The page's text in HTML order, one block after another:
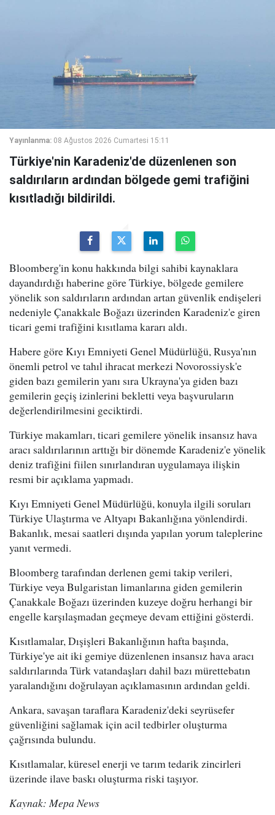
Yayınlanma: 08 Ağustos 2026 Cumartesi 15:11
Türkiye'nin Karadeniz'de düzenlenen son
saldırıların ardından bölgede gemi trafiğini
kısıtladığı bildirildi.
Bloomberg'in konu hakkında bilgi sahibi kaynaklara
dayandırdığı haberine göre Türkiye, bölgede gemilere
yönelik son saldırıların ardından artan güvenlik endişeleri
nedeniyle Çanakkale Boğazı üzerinden Karadeniz'e giren
ticari gemi trafiğini kısıtlama kararı aldı.
Habere göre Kıyı Emniyeti Genel Müdürlüğü, Rusya'nın
önemli petrol ve tahıl ihracat merkezi Novorossiysk'e
giden bazı gemilerin yanı sıra Ukrayna'ya giden bazı
gemilerin geçiş izinlerini bekletti veya başvuruların
değerlendirilmesini geciktirdi.
Türkiye makamları, ticari gemilere yönelik insansız hava
aracı saldırılarının arttığı bir dönemde Karadeniz'e yönelik
deniz trafiğini fiilen sınırlandıran uygulamaya ilişkin
resmi bir açıklama yapmadı.
Kıyı Emniyeti Genel Müdürlüğü, konuyla ilgili soruları
Türkiye Ulaştırma ve Altyapı Bakanlığına yönlendirdi.
Bakanlık, mesai saatleri dışında yapılan yorum taleplerine
yanıt vermedi.
Bloomberg tarafından derlenen gemi takip verileri,
Türkiye veya Bulgaristan limanlarına giden gemilerin
Çanakkale Boğazı üzerinden kuzeye doğru herhangi bir
engelle karşılaşmadan geçmeye devam ettiğini gösterdi.
Kısıtlamalar, Dışişleri Bakanlığının hafta başında,
Türkiye'ye ait iki gemiye düzenlenen insansız hava aracı
saldırılarında Türk vatandaşları dahil bazı mürettebatın
yaralandığını doğrulayan açıklamasının ardından geldi.
Ankara, savaşan taraflara Karadeniz'deki seyrüsefer
güvenliğini sağlamak için acil tedbirler oluşturma
çağrısında bulundu.
Kısıtlamalar, küresel enerji ve tarım tedarik zincirleri
üzerinde ilave baskı oluşturma riski taşıyor.
Kaynak: Mepa News